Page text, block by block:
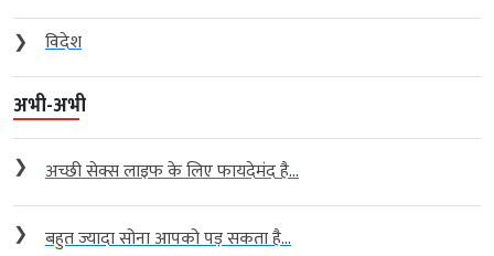
❯
विदेश
अभी-अभी
❯ अच्छी सेक्स लाइफ के लिए फायदेमंद है...
❯ बहुत ज्यादा सोना आपको पड़ सकता है...